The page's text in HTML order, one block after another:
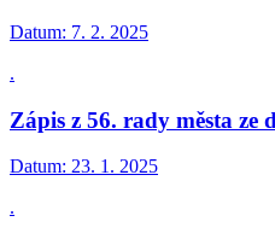
Datum: 7. 2. 2025
.
Zápis z 56. rady města ze
Datum: 23. 1. 2025
.